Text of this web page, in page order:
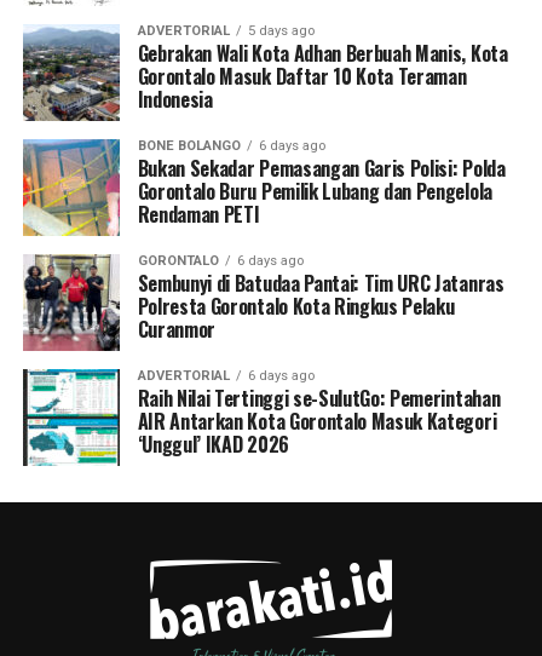
ADVERTORIAL 5 days ago
Gebrakan Wali Kota Adhan Berbuah Manis, Kota
Gorontalo Masuk Daftar 10 Kota Teraman
Indonesia
BONE BOLANGO 6 days ago
Bukan Sekadar Pemasangan Garis Polisi: Polda
Gorontalo Buru Pemilik Lubang dan Pengelola
Rendaman PETI
GORONTALO 6 days ago
Sembunyi di Batudaa Pantai: Tim URC Jatanras
Polresta Gorontalo Kota Ringkus Pelaku
Curanmor
ADVERTORIAL 6 days ago
Raih Nilai Tertinggi se-SulutGo: Pemerintahan
AIR Antarkan Kota Gorontalo Masuk Kategori
‘Unggul’ IKAD 2026